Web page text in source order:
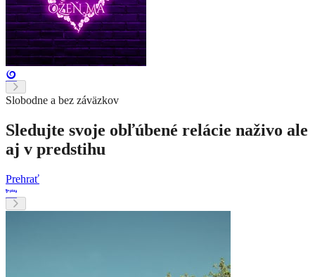
Slobodne a bez záväzkov
Sledujte svoje obľúbené relácie naživo ale
aj v predstihu
Prehrať